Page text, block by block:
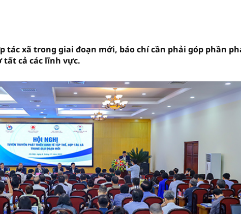
xã trong giai đoạn mới, báo chí cần phải góp phần
cả các lĩnh vực.